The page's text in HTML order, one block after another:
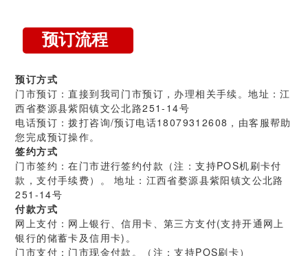
预订流程
预订方式
门市预订：直接到我司门市预订，办理相关手续。地址：江
西省婺源县紫阳镇文公北路251-14号
电话预订：拨打咨询/预订电话18079312608，由客服帮助
您完成预订操作。
签约方式
门市签约：在门市进行签约付款（注：支持POS机刷卡付
款，支付手续费）。 地址：江西省婺源县紫阳镇文公北路
251-14号
付款方式
网上支付： 网上银行、信用卡、第三方支付(支持开通网上
银行的储蓄卡及信用卡)。
门市支付： 门市现金付款。（注：支持POS刷卡）